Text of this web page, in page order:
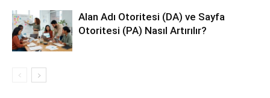
Alan Adı Otoritesi (DA) ve Sayfa
Otoritesi (PA) Nasıl Artırılır?